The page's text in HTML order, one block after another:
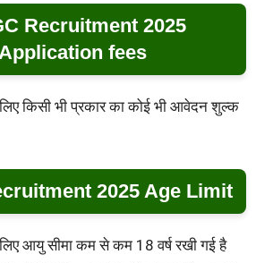
Recruitment 2025
Application fees
किसी भी प्रकार का कोई भी आवेदन शुल्क
2025 Age Limit
आयु सीमा कम से कम 18 वर्ष रखी गई है